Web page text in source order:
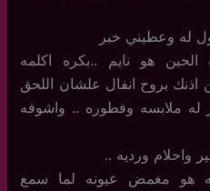
له وعطيني خبر
هو نايم ..بكره اكلمه
بروح انفال علشان اللحق
له ملابسه وفطوره .. واشوفه
واحلام ورديه ..
هو مغمض عيونه لما سمع